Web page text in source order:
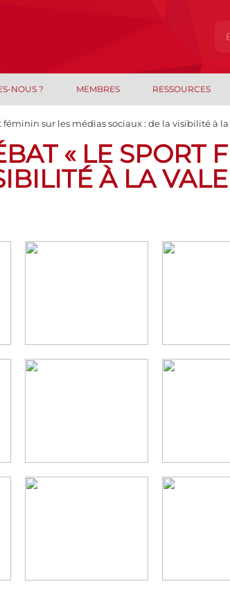
NOUS ? MEMBRES RESSOURCES
féminin sur les médias sociaux : de la visibilité à
« LE SPORT
À LA